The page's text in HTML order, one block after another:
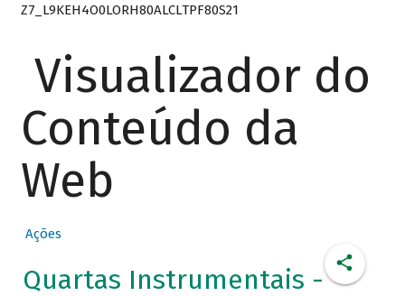
Z7_L9KEH4O0LORH80ALCLTPF80S21
Visualizador do
Conteúdo da
Web
Ações
Quartas Instrumentais -